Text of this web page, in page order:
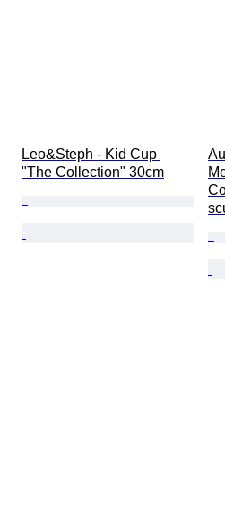
Leo&Steph - Kid Cup
"The Collection" 30cm